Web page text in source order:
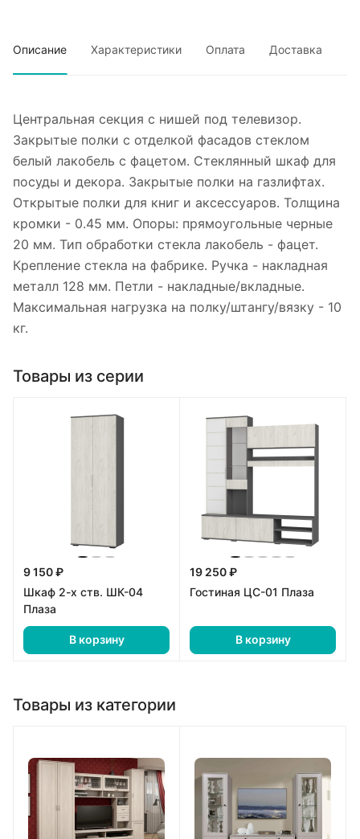
Описание Характеристики Оплата Доставка
Центральная секция с нишей под телевизор.
Закрытые полки с отделкой фасадов стеклом
белый лакобель с фацетом. Стеклянный шкаф для
посуды и декора. ​​Закрытые полки на газлифтах. ​​​​
Открытые полки для книг и аксессуаров. Толщина
кромки - 0.45 мм. Опоры: прямоугольные черные
20 мм. Тип обработки стекла лакобель - фацет.
Крепление стекла на фабрике. Ручка - накладная
металл 128 мм. Петли - накладные/вкладные.
Максимальная нагрузка на полку/штангу/вязку - 10
кг.
Товары из серии
9 150 ₽
Шкаф 2-х ств. ШК-04
Плаза
В корзину
19 250 ₽
Гостиная ЦС-01 Плаза
В корзину
Товары из категории